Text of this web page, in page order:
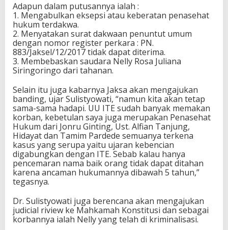
Adapun dalam putusannya ialah :
1. Mengabulkan eksepsi atau keberatan penasehat
hukum terdakwa.
2. Menyatakan surat dakwaan penuntut umum
dengan nomor register perkara : PN.
883/Jaksel/12/2017 tidak dapat diterima.
3. Membebaskan saudara Nelly Rosa Juliana
Siringoringo dari tahanan.
Selain itu juga kabarnya Jaksa akan mengajukan
banding, ujar Sulistyowati, “namun kita akan tetap
sama-sama hadapi. UU ITE sudah banyak memakan
korban, kebetulan saya juga merupakan Penasehat
Hukum dari Jonru Ginting, Ust. Alfian Tanjung,
Hidayat dan Tamim Pardede semuanya terkena
kasus yang serupa yaitu ujaran kebencian
digabungkan dengan ITE. Sebab kalau hanya
pencemaran nama baik orang tidak dapat ditahan
karena ancaman hukumannya dibawah 5 tahun,”
tegasnya.
Dr. Sulistyowati juga berencana akan mengajukan
judicial riview ke Mahkamah Konstitusi dan sebagai
korbannya ialah Nelly yang telah di kriminalisasi.